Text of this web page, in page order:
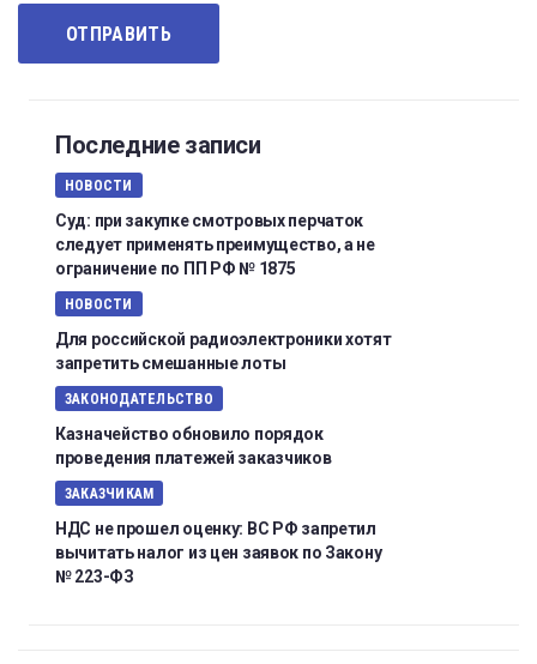
Последние записи
НОВОСТИ
Суд: при закупке смотровых перчаток
следует применять преимущество, а не
ограничение по ПП РФ № 1875
НОВОСТИ
Для российской радиоэлектроники хотят
запретить смешанные лоты
ЗАКОНОДАТЕЛЬСТВО
Казначейство обновило порядок
проведения платежей заказчиков
ЗАКАЗЧИКАМ
НДС не прошел оценку: ВС РФ запретил
вычитать налог из цен заявок по Закону
№ 223-ФЗ